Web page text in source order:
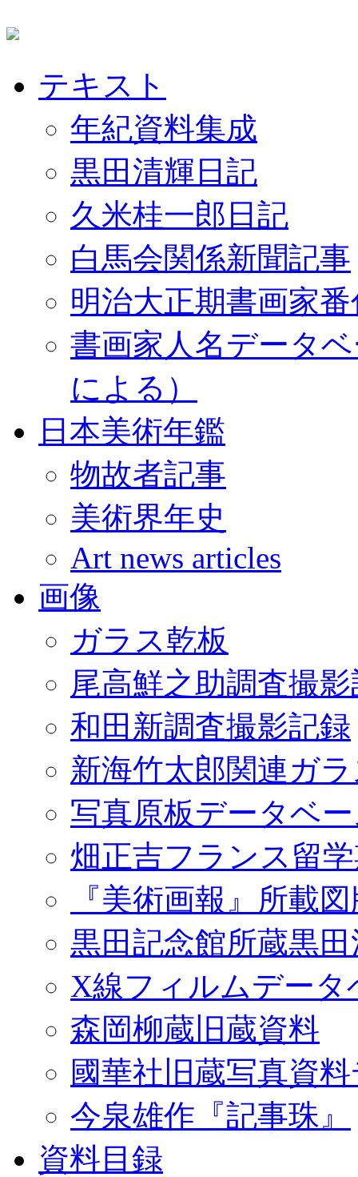
テキスト
年紀資料集成
黒田清輝日記
久米桂一郎日記
白馬会関係新聞記事
明治大正期書画家
書画家人名データ
による）
日本美術年鑑
物故者記事
美術界年史
Art news articles
画像
ガラス乾板
尾高鮮之助調査撮
和田新調査撮影記録
新海竹太郎関連ガ
写真原板データベ
畑正吉フランス留
『美術画報』所載
黒田記念館所蔵黒
X線フィルムデータ
森岡柳蔵旧蔵資料
國華社旧蔵写真資
今泉雄作『記事珠』
資料目録